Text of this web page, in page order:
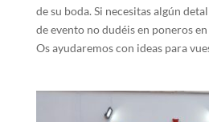
de su boda. Si necesitas algún
de evento no dudéis en poneros
Os ayudaremos con ideas para